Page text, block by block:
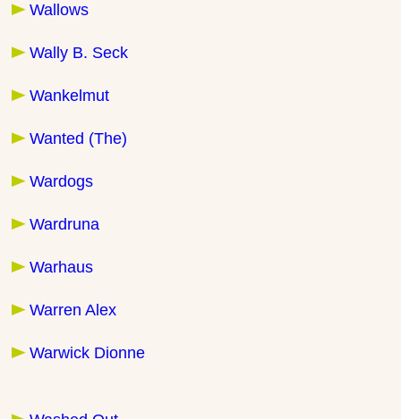
Wallows
Wally B. Seck
Wankelmut
Wanted (The)
Wardogs
Wardruna
Warhaus
Warren Alex
Warwick Dionne